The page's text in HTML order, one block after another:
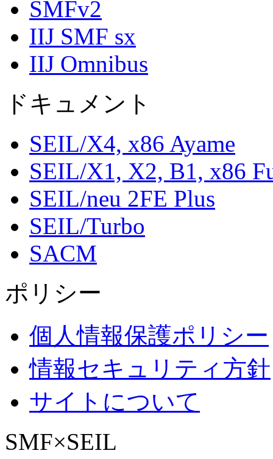
SMFv2
IIJ SMF sx
IIJ Omnibus
ドキュメント
SEIL/X4, x86 Ayame
SEIL/X1, X2, B1, x86
SEIL/neu 2FE Plus
SEIL/Turbo
SACM
ポリシー
個人情報保護ポリシー
情報セキュリティ方針
サイトについて
SMF×SEIL